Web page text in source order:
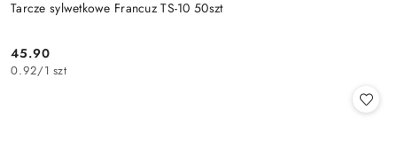
Tarcze sylwetkowe Francuz TS-10 50szt
Cena:
45.90
0.92/1 szt